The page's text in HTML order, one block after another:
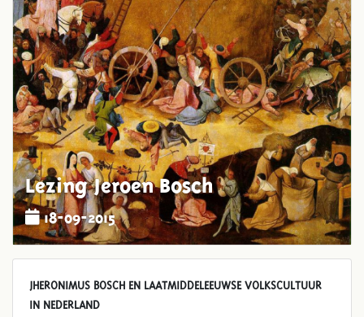
Lezing Jeroen Bosch
18-09-2015
JHERONIMUS BOSCH EN LAATMIDDELEEUWSE VOLKSCULTUUR
IN NEDERLAND